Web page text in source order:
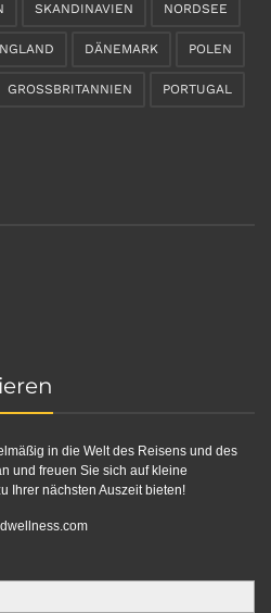
SKANDINAVIEN NORDSEE
DÄNEMARK POLEN
GROSSBRITANNIEN PORTUGAL
in die Welt des Reisens und des
und freuen Sie sich auf kleine
Ihrer nächsten Auszeit bieten!